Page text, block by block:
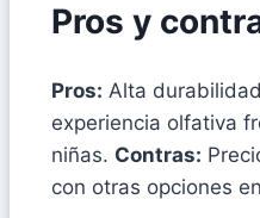
Pros y
Pros: Alta
experiencia olfativa
niñas. Contras:
con otras opciones